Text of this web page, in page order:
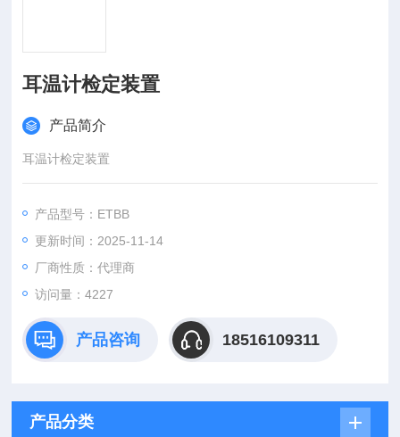
耳温计检定装置
产品简介
耳温计检定装置
产品型号：ETBB
更新时间：2025-11-14
厂商性质：代理商
访问量：4227
产品咨询 18516109311
产品分类